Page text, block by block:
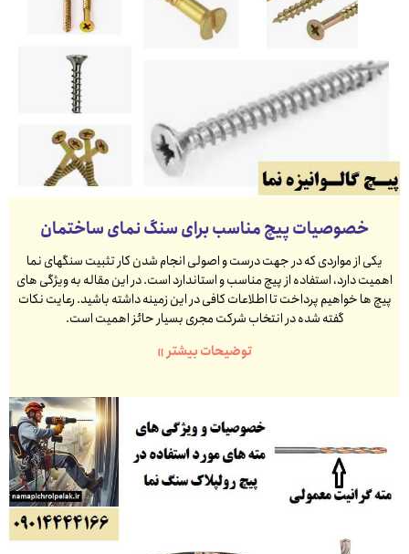
خصوصیات پیچ مناسب برای سنگ نمای ساختمان
یکی از مواردی که در جهت درست و اصولی انجام شدن کار تثبیت سنگهای نما
اهمیت دارد، استفاده از پیچ مناسب و استاندارد است. در این مقاله به ویژگی های
پیچ ها خواهیم پرداخت تا اطلاعات کافی در این زمینه داشته باشید. رعایت نکات
گفته شده در انتخاب شرکت مجری بسیار حائز اهمیت است.
توضیحات بیشتر »